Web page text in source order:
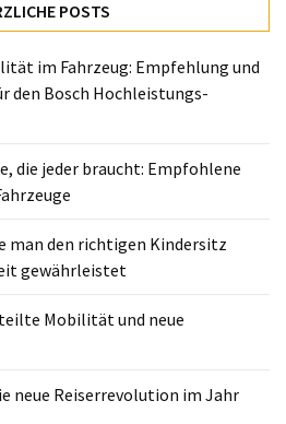
POSTS
im Fahrzeug: Empfehlung und
Bosch Hochleistungs-
die jeder braucht: Empfohlene
man den richtigen Kindersitz
gewährleistet
Mobilität und neue
neue Reiserrevolution im Jahr